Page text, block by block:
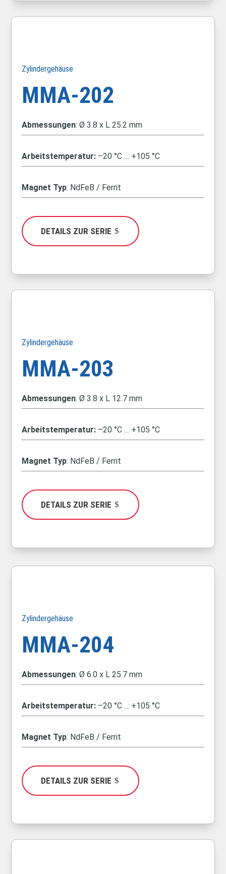
Zylindergehäuse
MMA-202
Abmessungen: Ø 3.8 x L 25.2 mm
Arbeitstemperatur: –20 °C … +105 °C
Magnet Typ: NdFeB / Ferrit
DETAILS ZUR SERIE
Zylindergehäuse
MMA-203
Abmessungen: Ø 3.8 x L 12.7 mm
Arbeitstemperatur: –20 °C … +105 °C
Magnet Typ: NdFeB / Ferrit
DETAILS ZUR SERIE
Zylindergehäuse
MMA-204
Abmessungen: Ø 6.0 x L 25.7 mm
Arbeitstemperatur: –20 °C … +105 °C
Magnet Typ: NdFeB / Ferrit
DETAILS ZUR SERIE